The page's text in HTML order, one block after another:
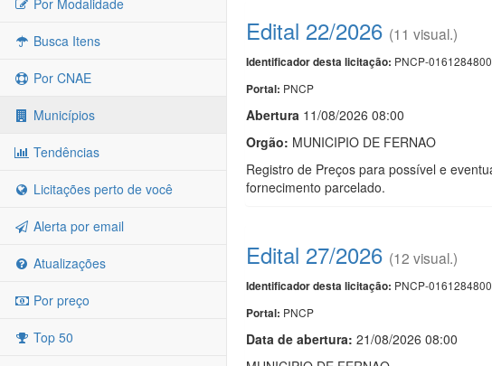
Por Modalidade
Busca Itens
Por CNAE
Municípios
Tendências
Licitações perto de você
Alerta por email
Atualizações
Por preço
Top 50
Edital 22/2026 (11 visual.)
Identificador desta licitação: PNCP-
Portal: PNCP
Abertura 11/08/2026 08:00
Orgão: MUNICIPIO DE FERNAO
Registro de Preços para possível e
fornecimento parcelado.
Edital 27/2026 (12 visual.)
Identificador desta licitação: PNCP-
Portal: PNCP
Data de abertura: 21/08/2026 08:00